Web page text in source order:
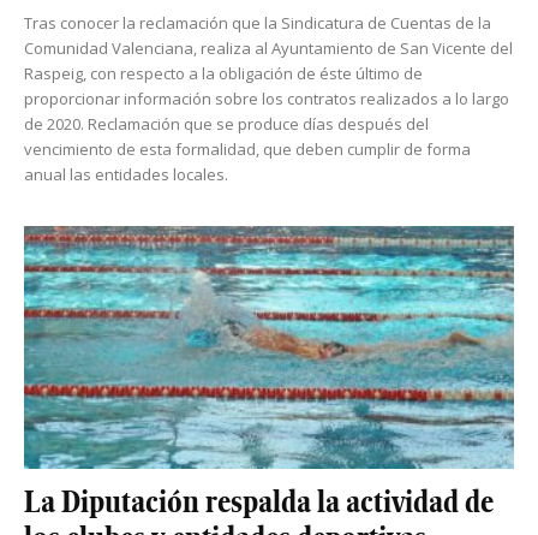
Tras conocer la reclamación que la Sindicatura de Cuentas de la
Comunidad Valenciana, realiza al Ayuntamiento de San Vicente del
Raspeig, con respecto a la obligación de éste último de
proporcionar información sobre los contratos realizados a lo largo
de 2020. Reclamación que se produce días después del
vencimiento de esta formalidad, que deben cumplir de forma
anual las entidades locales.
La Diputación respalda la actividad de